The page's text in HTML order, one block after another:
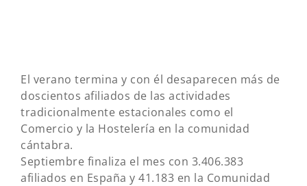
El verano termina y con él desaparecen más de
doscientos afiliados de las actividades
tradicionalmente estacionales como el
Comercio y la Hostelería en la comunidad
cántabra.
Septiembre finaliza el mes con 3.406.383
afiliados en España y 41.183 en la Comunidad